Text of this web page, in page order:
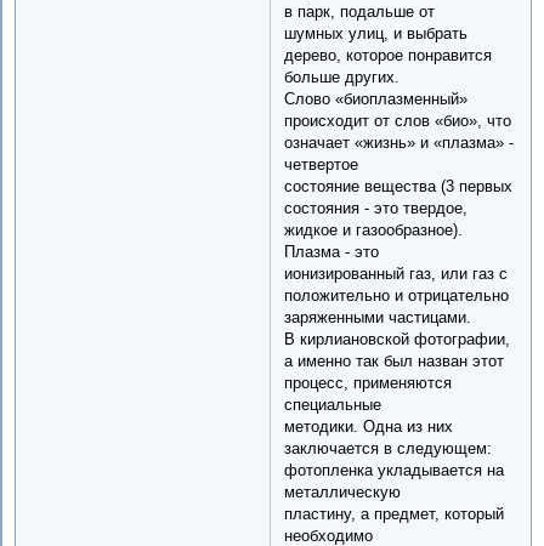
в парк, подальше от
шумных улиц, и выбрать
дерево, которое понравится
больше других.
Слово «биоплазменный»
происходит от слов «био», что
означает «жизнь» и «плазма» -
четвертое
состояние вещества (3 первых
состояния - это твердое,
жидкое и газообразное).
Плазма - это
ионизированный газ, или газ с
положительно и отрицательно
заряженными частицами.
В кирлиановской фотографии,
а именно так был назван этот
процесс, применяются
специальные
методики. Одна из них
заключается в следующем:
фотопленка укладывается на
металлическую
пластину, а предмет, который
необходимо